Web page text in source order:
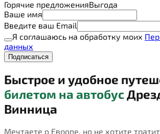
Горячие предложенияВыгода
Ваше имя
Введите ваш Email
Я соглашаюсь на обработку моих
данных
Подписаться
Быстрое и удобное
билетом на автобус
Винница
Мечтаете о Европе, но не хотите